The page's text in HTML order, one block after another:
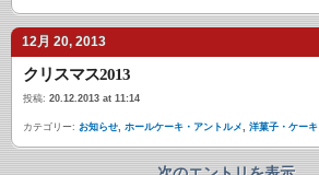
12月 20, 2013
クリスマス2013
投稿: 20.12.2013 at 11:14
カテゴリー: お知らせ, ホールケーキ・アントルメ, 洋菓子・ケーキ